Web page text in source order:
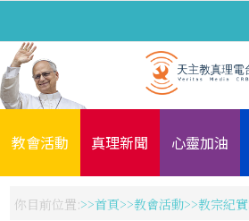
教會活動 真理新聞 心靈加油
你目前位置: 首頁 教會活動 教宗紀實